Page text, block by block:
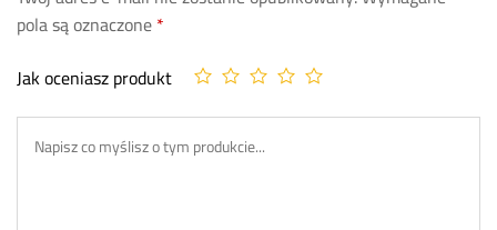
pola są oznaczone*
Jak oceniasz produkt